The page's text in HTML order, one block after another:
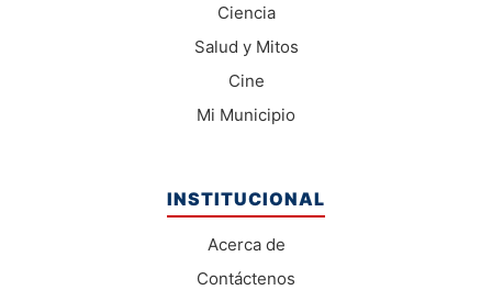
Ciencia
Salud y Mitos
Cine
Mi Municipio
INSTITUCIONAL
Acerca de
Contáctenos